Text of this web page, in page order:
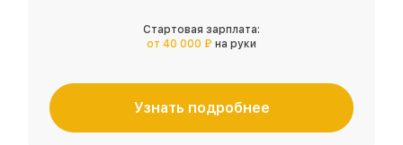
Стартовая зарплата:
от 40 000 ₽ на руки
Узнать подробнее